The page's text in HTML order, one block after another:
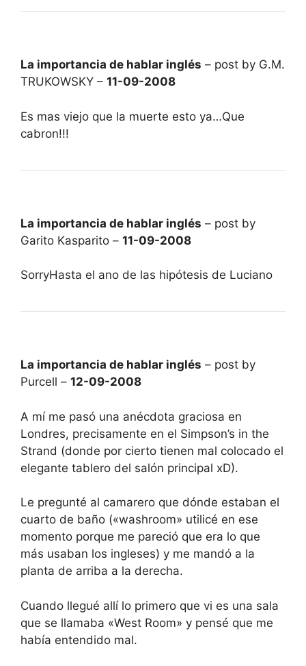
La importancia de hablar inglés – post by G.M.
TRUKOWSKY – 11-09-2008
Es mas viejo que la muerte esto ya…Que
cabron!!!
La importancia de hablar inglés – post by
Garito Kasparito – 11-09-2008
SorryHasta el ano de las hipótesis de Luciano
La importancia de hablar inglés – post by
Purcell – 12-09-2008
A mí me pasó una anécdota graciosa en
Londres, precisamente en el Simpson’s in the
Strand (donde por cierto tienen mal colocado el
elegante tablero del salón principal xD).
Le pregunté al camarero que dónde estaban el
cuarto de baño («washroom» utilicé en ese
momento porque me pareció que era lo que
más usaban los ingleses) y me mandó a la
planta de arriba a la derecha.
Cuando llegué allí lo primero que vi es una sala
que se llamaba «West Room» y pensé que me
había entendido mal.